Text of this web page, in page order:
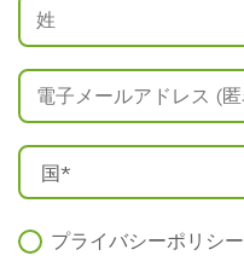
プライバシーポリシー